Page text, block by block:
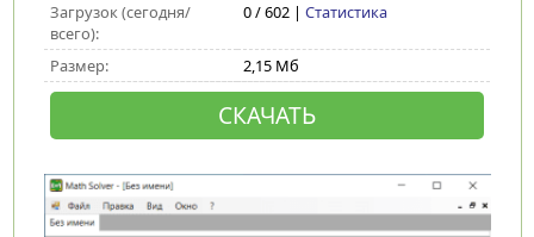
Загрузок (сегодня/
всего):
0 / 602 | Статистика
Размер: 2,15 Мб
СКАЧАТЬ